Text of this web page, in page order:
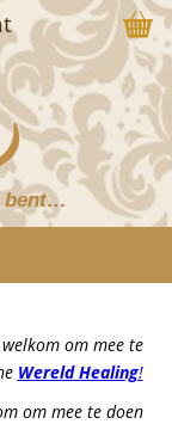
bent…
om mee te
Wereld Healing!
om mee te doen